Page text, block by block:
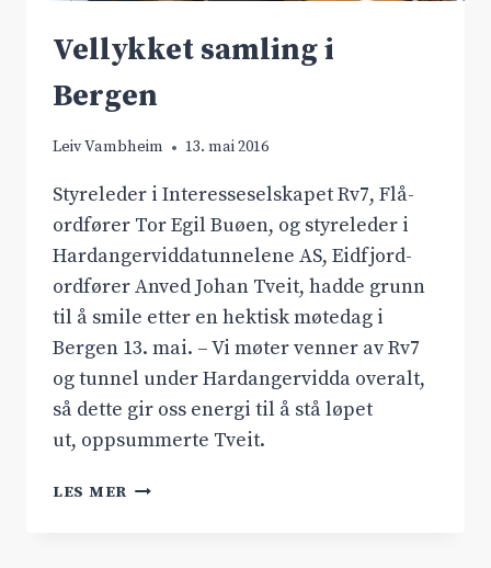
Vellykket samling i
Bergen
Leiv Vambheim 13. mai 2016
Styreleder i Interesseselskapet Rv7, Flå-
ordfører Tor Egil Buøen, og styreleder i
Hardangerviddatunnelene AS, Eidfjord-
ordfører Anved Johan Tveit, hadde grunn
til å smile etter en hektisk møtedag i
Bergen 13. mai. – Vi møter venner av Rv7
og tunnel under Hardangervidda overalt,
så dette gir oss energi til å stå løpet
ut, oppsummerte Tveit.
LES MER VELLYKKET